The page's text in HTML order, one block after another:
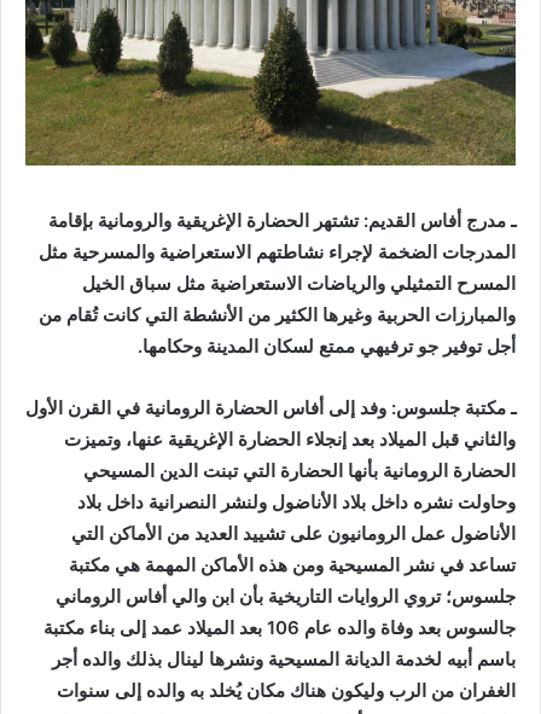
ـ مدرج أفاس القديم: تشتهر الحضارة الإغريقية والرومانية بإقامة
المدرجات الضخمة لإجراء نشاطتهم الاستعراضية والمسرحية مثل
المسرح التمثيلي والرياضات الاستعراضية مثل سباق الخيل
والمبارزات الحربية وغيرها الكثير من الأنشطة التي كانت تُقام من
أجل توفير جو ترفيهي ممتع لسكان المدينة وحكامها.
ـ مكتبة جلسوس: وفد إلى أفاس الحضارة الرومانية في القرن الأول
والثاني قبل الميلاد بعد إنجلاء الحضارة الإغريقية عنها، وتميزت
الحضارة الرومانية بأنها الحضارة التي تبنت الدين المسيحي
وحاولت نشره داخل بلاد الأناضول ولنشر النصرانية داخل بلاد
الأناضول عمل الرومانيون على تشييد العديد من الأماكن التي
تساعد في نشر المسيحية ومن هذه الأماكن المهمة هي مكتبة
جلسوس؛ تروي الروايات التاريخية بأن ابن والي أفاس الروماني
جالسوس بعد وفاة والده عام 106 بعد الميلاد عمد إلى بناء مكتبة
باسم أبيه لخدمة الديانة المسيحية ونشرها لينال بذلك والده أجر
الغفران من الرب وليكون هناك مكان يُخلد به والده إلى سنوات